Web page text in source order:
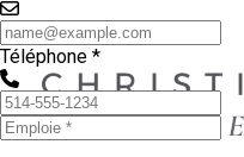
Téléphone *